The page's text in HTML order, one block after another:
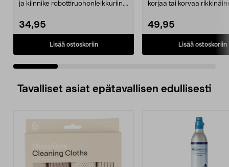
ja kiinnike robottiruohonleikkuriin.
34,95
Lisää ostoskoriin
korjaa tai korvaa
49,95
Lisää ostoskoriin
Tavalliset asiat epätavallisen edullisesti